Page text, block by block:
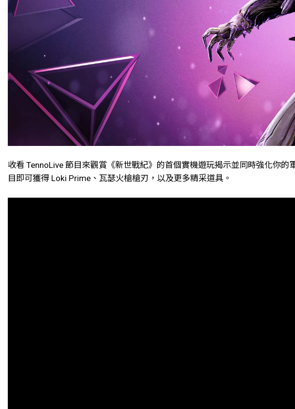
收看 TennoLive 節目來觀賞《新世戰紀》的首個實機遊玩揭示並同時強化你
目即可獲得 Loki Prime、瓦瑟火槍槍刃，以及更多精采道具。